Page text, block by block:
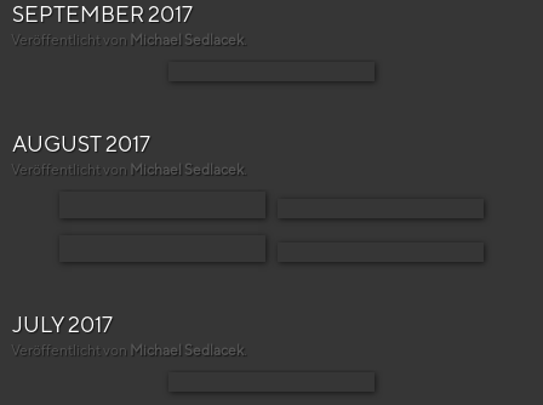
SEPTEMBER 2017
Veröffentlicht von Michael Sedlacek
AUGUST 2017
Veröffentlicht von Michael Sedlacek
JULY 2017
Veröffentlicht von Michael Sedlacek